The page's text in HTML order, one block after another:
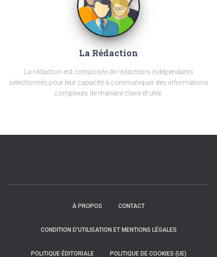
La Rédaction
La rédaction est composée de rédacteurs indépendants
sélectionnés pour leur capacité à communiquer des informations
complexes de manière claire et utile.
À PROPOS CONTACT
CONDITION D’UTILISATION ET MENTIONS LÉGALES
POLITIQUE ÉDITORIALE POLITIQUE DE COOKIES (UE)